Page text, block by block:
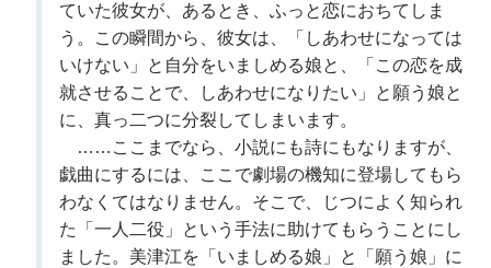
ていた彼女が、あるとき、ふっと恋におちてしま
う。この瞬間から、彼女は、「しあわせになっては
いけない」と自分をいましめる娘と、「この恋を成
就させることで、しあわせになりたい」と願う娘と
に、真っ二つに分裂してしまいます。
……ここまでなら、小説にも詩にもなりますが、
戯曲にするには、ここで劇場の機知に登場してもら
わなくてはなりません。そこで、じつによく知られ
た「一人二役」という手法に助けてもらうことにし
ました。美津江を「いましめる娘」と「願う娘」に